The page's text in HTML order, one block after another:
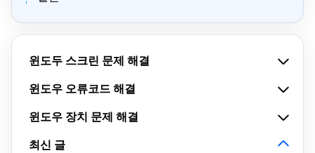
윈도두 스크린 문제 해결
윈도우 오류코드 해결
윈도우 장치 문제 해결
최신 글